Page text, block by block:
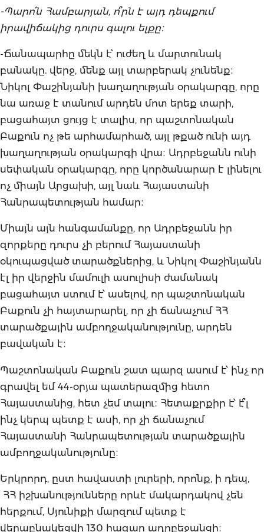
-Պարո՛ն Համբարյան, ո՞րն է այդ դեպքում
իրավիճակից դուրս գալու ելքը։
-Ճանապարհը մեկն է՝ ուժեղ և մարտունակ
բանակը. վերջ, մենք այլ տարբերակ չունենք։
Նիկոլ Փաշինյանի խաղաղության օրակարգը, որը
նա առաջ է տանում արդեն մոտ երեք տարի,
բացահայտ ցույց է տալիս, որ պաշտոնական
Բաքուն ոչ թե արհամարհած, այլ թքած ունի այդ
խաղաղության օրակարգի վրա։ Ադրբեջանն ունի
սեփական օրակարգը, որը կործանարար է լինելու
ոչ միայն Արցախի, այլ նաև Հայաստանի
Հանրապետության համար։
Միայն այն հանգամանքը, որ Ադրբեջանն իր
զորքերը դուրս չի բերում Հայաստանի
օկուպացված տարածքներից, և Նիկոլ Փաշինյանն
էլ իր վերջին մամուլի ասուլիսի ժամանակ
բացահայտ ստում է՝ ասելով, որ պաշտոնական
Բաքուն չի հայտարարել, որ չի ճանաչում ՀՀ
տարածքային ամբողջականությունը, արդեն
բավական է։
Պաշտոնական Բաքուն շատ պարզ ասում է՝ ինչ որ
գրավել եմ 44-օրյա պատերազմից հետո
Հայաստանից, հետ չեմ տալու։ Հետաքրքիր է՝ է՞լ
ինչ կերպ պետք է ասի, որ չի ճանաչում
Հայաստանի Հանրապետության տարածքային
ամբողջականությունը։
Երկրորդ, ըստ հավաստի լուրերի, որոնք, ի դեպ,
ՀՀ իշխանությունները որևէ մակարդակով չեն
հերքում, Սյունիքի մարզում պետք է
վերաբնակեցվի 130 հազար ադրբեջանցի։